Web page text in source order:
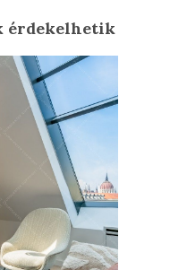
érdekelhetik